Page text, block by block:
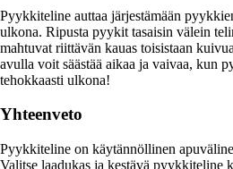
Pyykkiteline auttaa järjestämään
ulkona. Ripusta pyykit tasaisin välein
mahtuvat riittävän kauas toisistaan
avulla voit säästää aikaa ja vaivaa, kun
tehokkaasti ulkona!
Yhteenveto
Pyykkiteline on käytännöllinen
Valitse laadukas ja kestävä pyykkiteline